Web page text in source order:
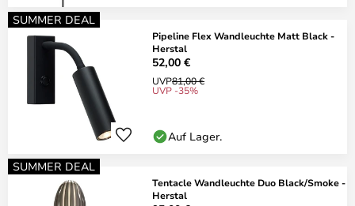
SUMMER DEAL
Pipeline Flex Wandleuchte Matt Black -
Herstal
52,00 €
UVP81,00 €
UVP -35%
Auf Lager.
SUMMER DEAL
Tentacle Wandleuchte Duo Black/Smoke -
Herstal